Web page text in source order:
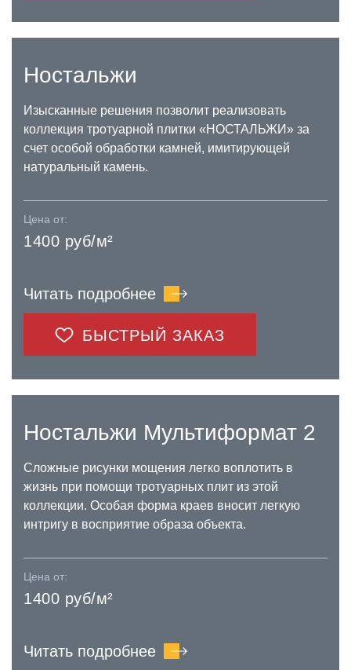
Ностальжи
Изысканные решения позволит реализовать
коллекция тротуарной плитки «НОСТАЛЬЖИ» за
счет особой обработки камней, имитирующей
натуральный камень.
Цена от:
1400 руб/м²
Читать подробнее
БЫСТРЫЙ ЗАКАЗ
Ностальжи Мультиформат 2
Сложные рисунки мощения легко воплотить в
жизнь при помощи тротуарных плит из этой
коллекции. Особая форма краев вносит легкую
интригу в восприятие образа объекта.
Цена от:
1400 руб/м²
Читать подробнее